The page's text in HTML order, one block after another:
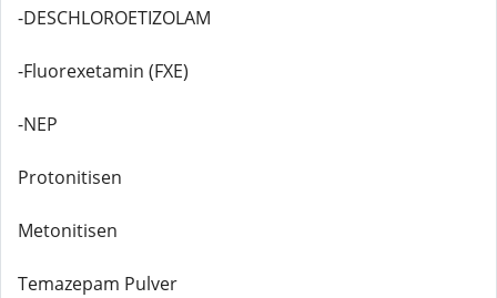
-DESCHLOROETIZOLAM
-Fluorexetamin (FXE)
-NEP
Protonitisen
Metonitisen
Temazepam Pulver